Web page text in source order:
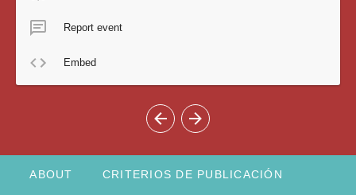
Report event
Embed
ABOUT CRITERIOS DE PUBLICACIÓN